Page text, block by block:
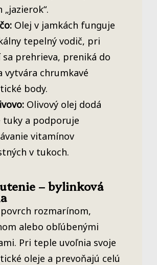
„jazierok“.
Olej v jamkách funguje
tepelný vodič, pri
sa prehrieva, preniká do
vytvára chrumkavé
body.
Olivový olej dodá
tuky a podporuje
vitamínov
v tukoch.
– bylinková
povrch rozmarínom,
alebo obľúbenými
Pri teple uvoľnia svoje
oleje a prevoňajú celú